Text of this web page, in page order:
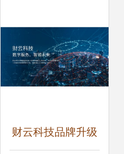
财云科技品牌升级